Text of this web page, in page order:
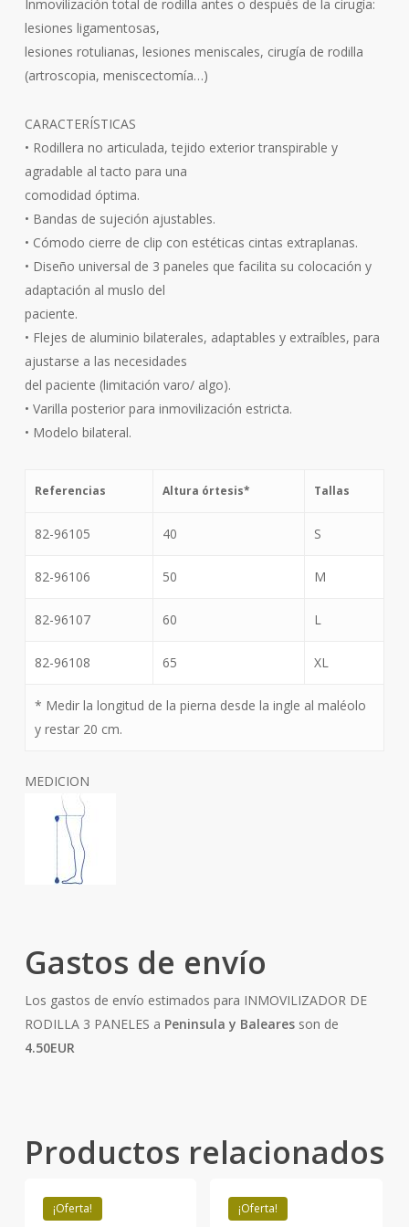
Inmovilización total de rodilla antes o después de la cirugía:
lesiones ligamentosas,
lesiones rotulianas, lesiones meniscales, cirugía de rodilla
(artroscopia, meniscectomía…)
CARACTERÍSTICAS
• Rodillera no articulada, tejido exterior transpirable y
agradable al tacto para una
comodidad óptima.
• Bandas de sujeción ajustables.
• Cómodo cierre de clip con estéticas cintas extraplanas.
• Diseño universal de 3 paneles que facilita su colocación y
adaptación al muslo del
paciente.
• Flejes de aluminio bilaterales, adaptables y extraíbles, para
ajustarse a las necesidades
del paciente (limitación varo/ algo).
• Varilla posterior para inmovilización estricta.
• Modelo bilateral.
Referencias Altura órtesis* Tallas
82-96105 40 S
82-96106 50 M
82-96107 60 L
82-96108 65 XL
* Medir la longitud de la pierna desde la ingle al maléolo
y restar 20 cm.
MEDICION
Gastos de envío
Los gastos de envío estimados para INMOVILIZADOR DE
RODILLA 3 PANELES a Peninsula y Balearesson de
4.50EUR
Productos relacionados
¡Oferta! ¡Oferta!